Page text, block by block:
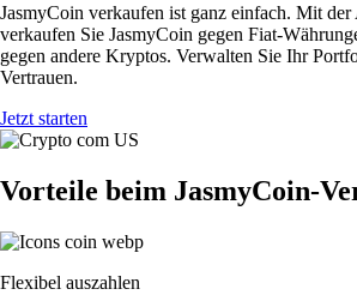
JasmyCoin verkaufen ist ganz einfach. Mit
verkaufen Sie JasmyCoin gegen Fiat-
gegen andere Kryptos. Verwalten Sie Ihr
Vertrauen.
Jetzt starten
Vorteile beim JasmyCoin-
Flexibel auszahlen